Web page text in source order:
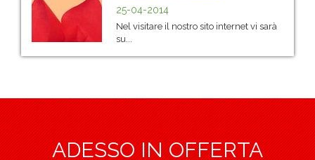
25-04-2014
Nel visitare il nostro sito internet vi sarà
su...
ADESSO IN OFFERTA